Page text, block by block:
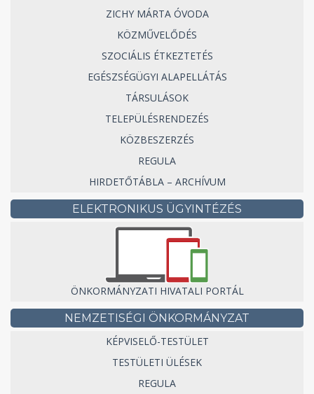
ZICHY MÁRTA ÓVODA
KÖZMŰVELŐDÉS
SZOCIÁLIS ÉTKEZTETÉS
EGÉSZSÉGÜGYI ALAPELLÁTÁS
TÁRSULÁSOK
TELEPÜLÉSRENDEZÉS
KÖZBESZERZÉS
REGULA
HIRDETŐTÁBLA – ARCHÍVUM
ELEKTRONIKUS ÜGYINTÉZÉS
ÖNKORMÁNYZATI HIVATALI PORTÁL
NEMZETISÉGI ÖNKORMÁNYZAT
KÉPVISELŐ-TESTÜLET
TESTÜLETI ÜLÉSEK
REGULA